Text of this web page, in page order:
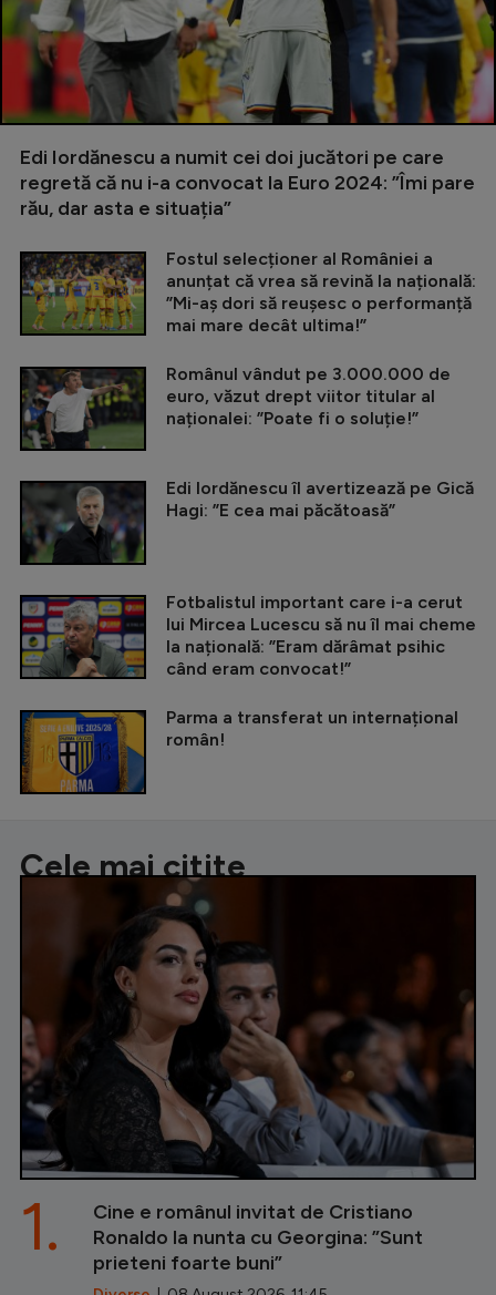
Edi Iordănescu a numit cei doi jucători pe care
regretă că nu i-a convocat la Euro 2024: ”Îmi pare
rău, dar asta e situația”
Fostul selecționer al României a
anunțat că vrea să revină la națională:
”Mi-aș dori să reușesc o performanță
mai mare decât ultima!”
Românul vândut pe 3.000.000 de
euro, văzut drept viitor titular al
naționalei: ”Poate fi o soluție!”
Edi Iordănescu îl avertizează pe Gică
Hagi: ”E cea mai păcătoasă”
Fotbalistul important care i-a cerut
lui Mircea Lucescu să nu îl mai cheme
la națională: ”Eram dărâmat psihic
când eram convocat!”
Parma a transferat un internațional
român!
Cele mai citite
Cine e românul invitat de Cristiano
Ronaldo la nunta cu Georgina: ”Sunt
prieteni foarte buni”
1.